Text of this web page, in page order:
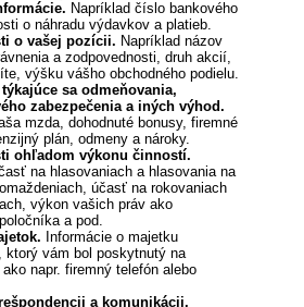
Napríklad číslo bankového
o náhradu výdavkov a platieb.
o vašej pozícii. Napríklad názov
a zodpovednosti, druh akcií,
výšku vášho obchodného podielu.
týkajúce sa odmeňovania,
zabezpečenia a iných výhod.
mzda, dohodnuté bonusy, firemné
plán, odmeny a nároky.
ohľadom výkonu činností.
na hlasovaniach a hlasovania na
účasť na rokovaniach
výkon vašich práv ako
a pod.
Informácie o majetku
ktorý vám bol poskytnutý na
napr. firemný telefón alebo
a komunikácii.